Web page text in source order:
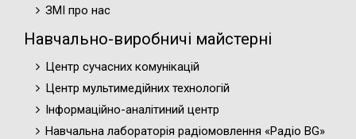
ЗМІ про нас
Навчально-виробничі майстерні
Центр сучасних комунікацій
Центр мультимедійних технологій
Інформаційно-аналітиний центр
Навчальна лабораторія радіомовлення «Радіо BG»